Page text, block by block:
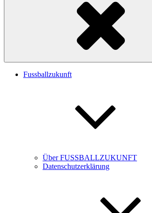
Fussballzukunft
Über FUSSBALLZUKUNFT
Datenschutzerklärung